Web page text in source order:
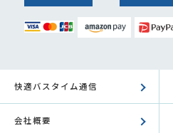
快適バスタイム通信
会社概要